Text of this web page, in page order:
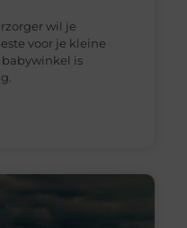
wil je
voor je kleine
babywinkel is